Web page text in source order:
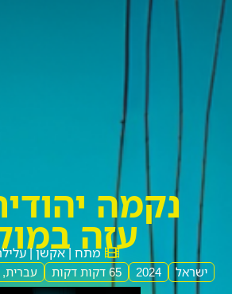
עזהמתח | אקשן |
ישראל 2024 65 דקות דקות עברית,